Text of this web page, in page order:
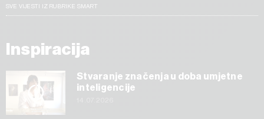
SVE VIJESTI IZ RUBRIKE SMART
Inspiracija
Stvaranje značenja u doba umjetne
inteligencije